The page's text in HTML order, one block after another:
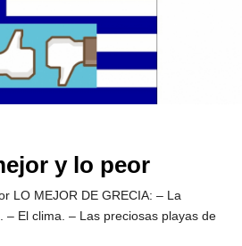
y lo peor
LO MEJOR DE GRECIA: – La
– El clima. – Las preciosas playas de